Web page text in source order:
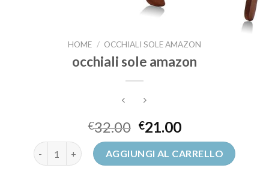
HOME / OCCHIALI SOLE AMAZON
occhiali sole amazon
€32.00 €21.00
occhiali sole amazon quantitàAGGIUNGI AL CARRELLO